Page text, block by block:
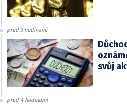
před 3 hodinami
svůj
před 4 hodinami